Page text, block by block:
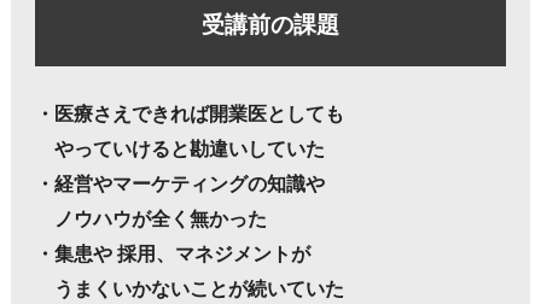
受講前の課題
・ 医療さえできれば開業医としても
やっていけると勘違いしていた
・経営やマーケティングの知識や
ノウハウが全く無かった
・集患や 採用、マネジメントが
うまくいかないことが続いていた